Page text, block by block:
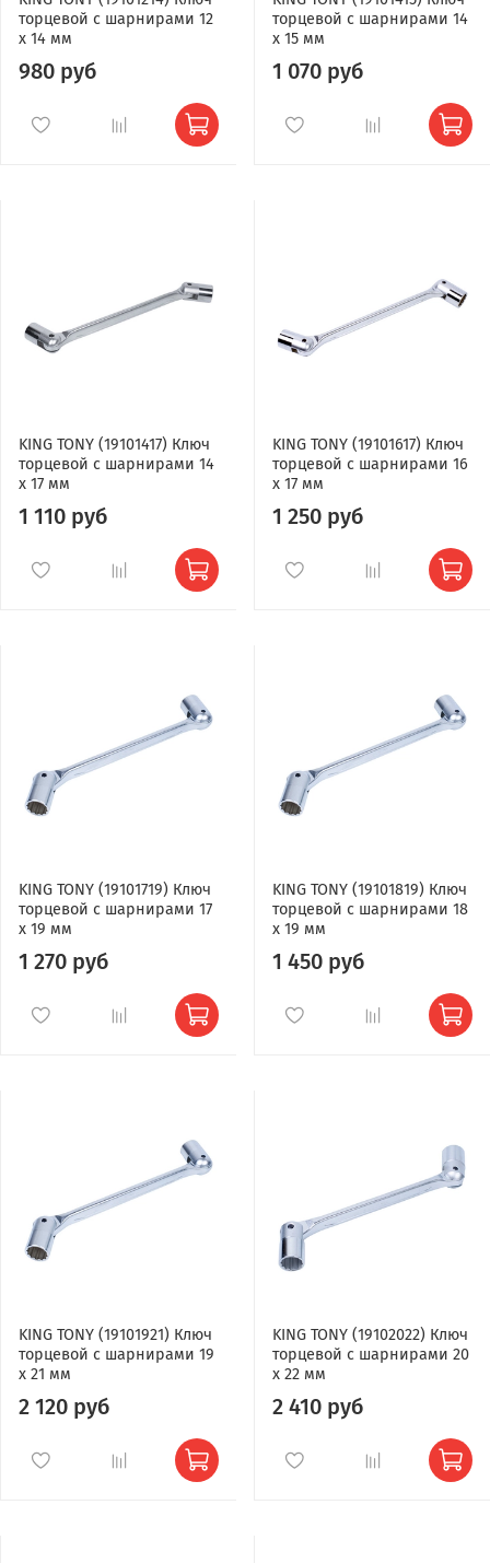
торцевой с шарнирами 12
x 14 мм
980 руб
торцевой с шарнирами 14
x 15 мм
1 070 руб
KING TONY (19101417) Ключ
торцевой с шарнирами 14
x 17 мм
1 110 руб
KING TONY (19101617) Ключ
торцевой с шарнирами 16
x 17 мм
1 250 руб
KING TONY (19101719) Ключ
торцевой с шарнирами 17
x 19 мм
1 270 руб
KING TONY (19101819) Ключ
торцевой с шарнирами 18
x 19 мм
1 450 руб
KING TONY (19101921) Ключ
торцевой с шарнирами 19
x 21 мм
2 120 руб
KING TONY (19102022) Ключ
торцевой с шарнирами 20
x 22 мм
2 410 руб